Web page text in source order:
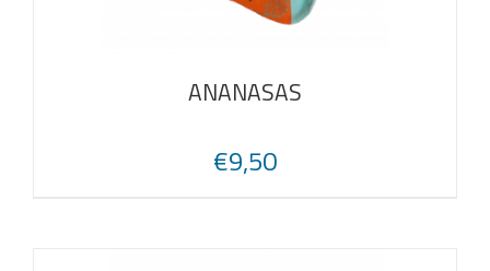
ANANASAS
€9,50